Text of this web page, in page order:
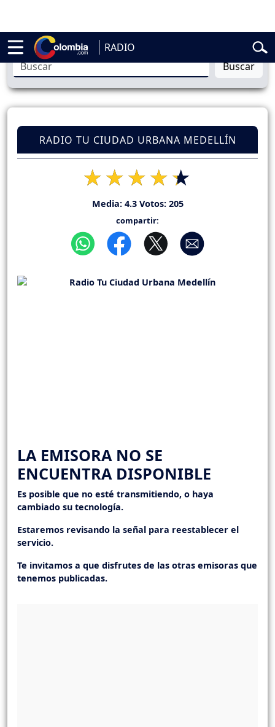
RADIO
de la Espriella Vuelta a Colombia
Buscar
RADIO TU CIUDAD URBANA MEDELLÍN
Media: 4.3Votos: 205
compartir:
LA EMISORA NO SE
ENCUENTRA DISPONIBLE
Es posible que no esté transmitiendo, o haya
cambiado su tecnología.
Estaremos revisando la señal para reestablecer el
servicio.
Te invitamos a que disfrutes de las otras emisoras que
tenemos publicadas.